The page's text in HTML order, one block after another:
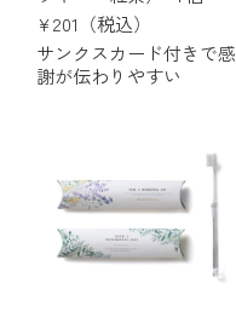
¥201（税込）
サンクスカード付きで感
謝が伝わりやすい